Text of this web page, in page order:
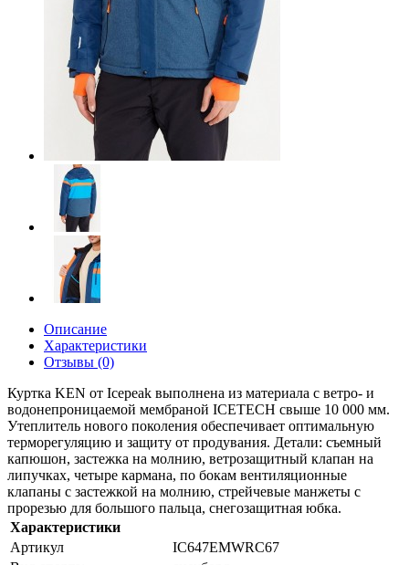
Описание
Характеристики
Отзывы (0)
Куртка KEN от Icepeak выполнена из материала с ветро- и
водонепроницаемой мембраной ICETECH свыше 10 000 мм.
Утеплитель нового поколения обеспечивает оптимальную
терморегуляцию и защиту от продувания. Детали: съемный
капюшон, застежка на молнию, ветрозащитный клапан на
липучках, четыре кармана, по бокам вентиляционные
клапаны с застежкой на молнию, стрейчевые манжеты с
прорезью для большого пальца, снегозащитная юбка.
Характеристики
Артикул
IC647EMWRC67